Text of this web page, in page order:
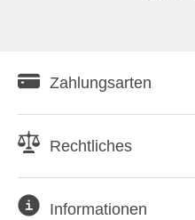
Zahlungsarten
Rechtliches
Informationen